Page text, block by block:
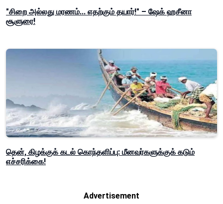
"சிறை அல்லது மரணம்... எதற்கும் தயார்!" – ஷேக் ஹசீனா
சூளுரை!
தென், கிழக்குக் கடல் கொந்தளிப்பு: மீனவர்களுக்குக் கடும்
எச்சரிக்கை!
Advertisement